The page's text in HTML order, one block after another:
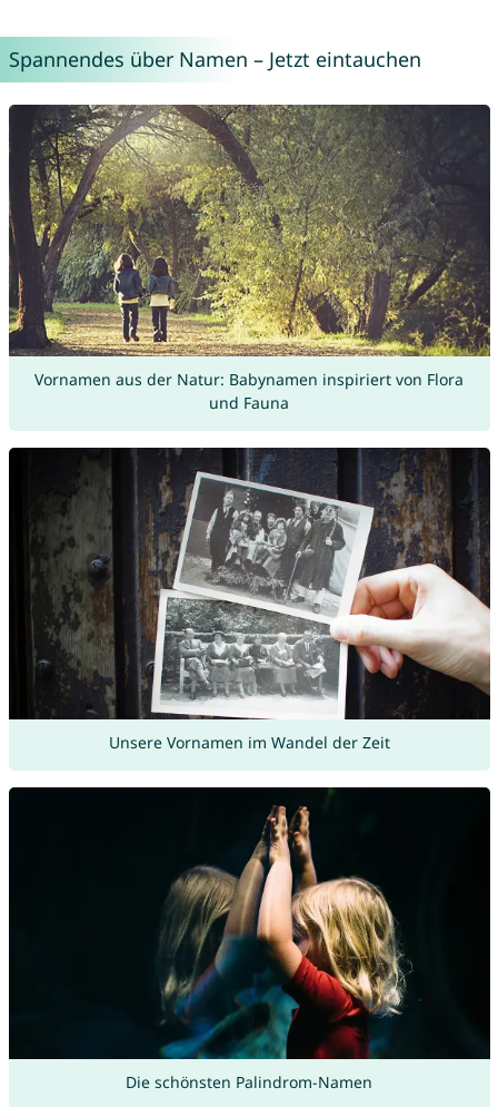
Spannendes über Namen – Jetzt eintauchen
Vornamen aus der Natur: Babynamen inspiriert von Flora
und Fauna
Unsere Vornamen im Wandel der Zeit
Die schönsten Palindrom-Namen